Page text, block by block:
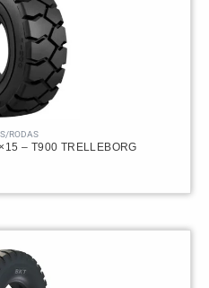
RODAS
– T900 TRELLEBORG